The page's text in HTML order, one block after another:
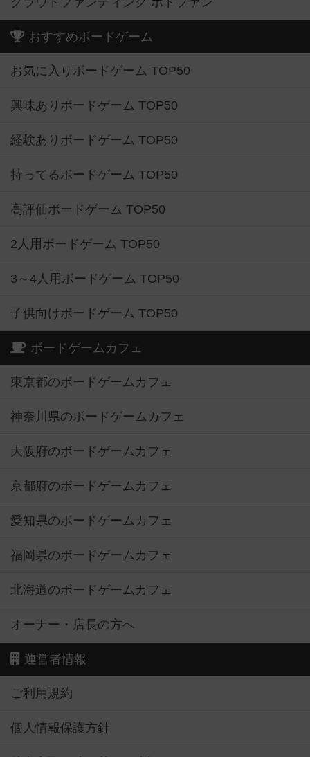
おすすめボードゲーム
お気に入りボードゲーム TOP50
興味ありボードゲーム TOP50
経験ありボードゲーム TOP50
持ってるボードゲーム TOP50
高評価ボードゲーム TOP50
2人用ボードゲーム TOP50
3～4人用ボードゲーム TOP50
子供向けボードゲーム TOP50
ボードゲームカフェ
東京都のボードゲームカフェ
神奈川県のボードゲームカフェ
大阪府のボードゲームカフェ
京都府のボードゲームカフェ
愛知県のボードゲームカフェ
福岡県のボードゲームカフェ
北海道のボードゲームカフェ
オーナー・店長の方へ
運営者情報
ご利用規約
個人情報保護方針